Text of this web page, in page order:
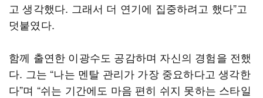
고 생각했다. 그래서 더 연기에 집중하려고 했다”고
덧붙였다.
함께 출연한 이광수도 공감하며 자신의 경험을 전했
다. 그는 “나는 멘탈 관리가 가장 중요하다고 생각한
다”며 “쉬는 기간에도 마음 편히 쉬지 못하는 스타일